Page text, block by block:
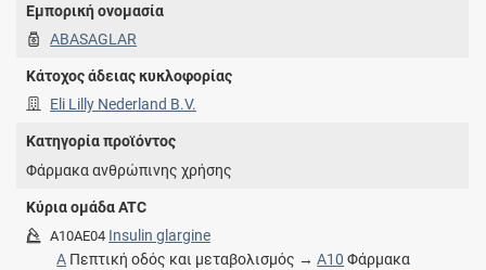
Εμπορική ονομασία
ABASAGLAR
Κάτοχος άδειας κυκλοφορίας
Eli Lilly Nederland B.V.
Κατηγορία προϊόντος
Φάρμακα ανθρώπινης χρήσης
Κύρια ομάδα ATC
A10AE04 Insulin glargine
A Πεπτική οδός και μεταβολισμός →A10 Φάρμακα